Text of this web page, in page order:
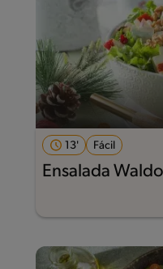
13' Fácil
Ensalada